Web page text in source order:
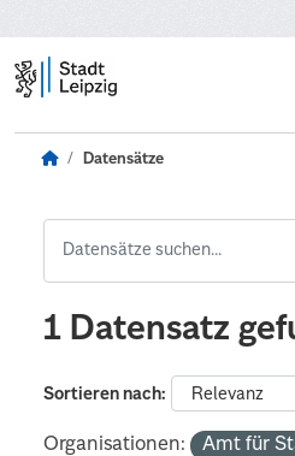
Datensätze
1 Datensatz
Sortieren nach
Organisationen:
Amt für